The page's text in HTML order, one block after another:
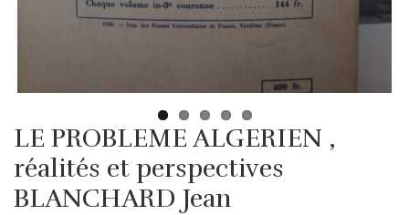
LE PROBLEME ALGERIEN ,
réalités et perspectives
BLANCHARD Jean